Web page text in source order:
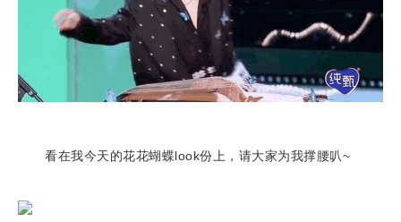
看在我今天的花花蝴蝶look份上，请大家为我撑腰叭~